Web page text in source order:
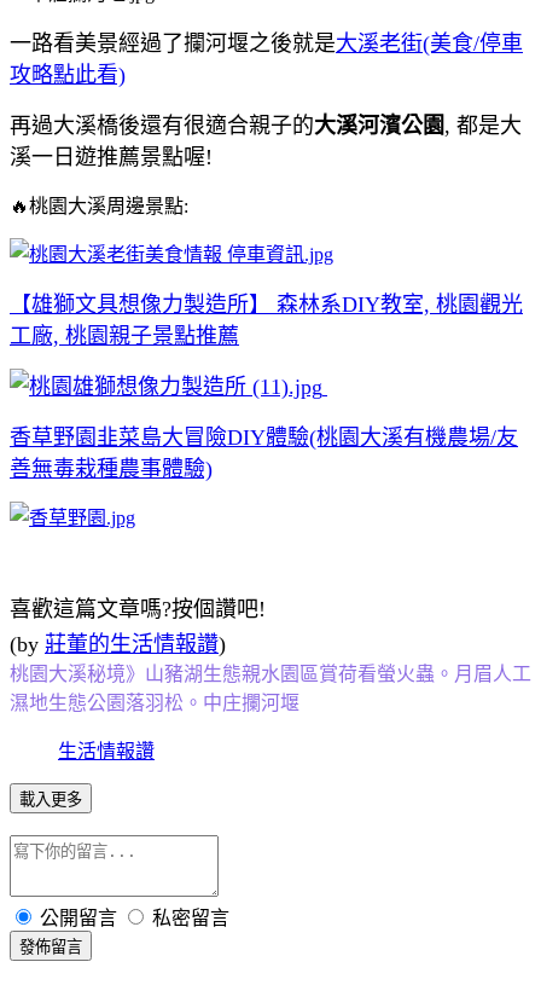
一路看美景經過了攔河堰之後就是大溪老街(美食/停車
攻略點此看)
再過大溪橋後還有很適合親子的大溪河濱公園 , 都是大
溪一日遊推薦景點喔!
🔥桃園大溪周邊景點:
【雄獅文具想像力製造所】 森林系DIY教室, 桃園觀光
工廠, 桃園親子景點推薦
香草野園韭菜島大冒險DIY體驗(桃園大溪有機農場/友
善無毒栽種農事體驗)
喜歡這篇文章嗎?按個讚吧!
(by 莊董的生活情報讚)
桃園大溪秘境》山豬湖生態親水園區賞荷看螢火蟲。月眉人工
濕地生態公園落羽松。中庄攔河堰
生活情報讚
載入更多
公開留言 私密留言
發佈留言